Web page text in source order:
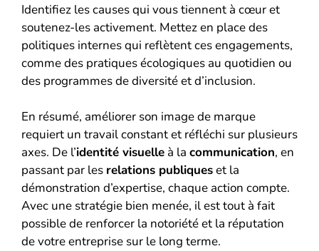
Identifiez les causes qui vous tiennent à cœur et
soutenez-les activement. Mettez en place des
politiques internes qui reflètent ces engagements,
comme des pratiques écologiques au quotidien ou
des programmes de diversité et d’inclusion.
En résumé, améliorer son image de marque
requiert un travail constant et réfléchi sur plusieurs
axes. De l’identité visuelle à la communication, en
passant par les relations publiqueset la
démonstration d’expertise, chaque action compte.
Avec une stratégie bien menée, il est tout à fait
possible de renforcer la notoriété et la réputation
de votre entreprise sur le long terme.